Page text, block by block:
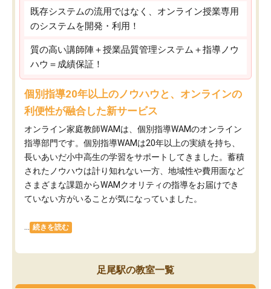
既存システムの流用ではなく、オンライン授業専用
のシステムを開発・利用！
質の高い講師陣＋授業品質管理システム＋指導ノウ
ハウ＝成績保証！
個別指導20年以上のノウハウと、オンラインの
利便性が融合した新サービス
オンライン家庭教師WAMは、個別指導WAMのオンライン
指導部門です。個別指導WAMは20年以上の実績を持ち、
長いあいだ小中高生の学習をサポートしてきました。蓄積
されたノウハウは計り知れない一方、地域性や費用面など
さまざまな課題からWAMクオリティの指導をお届けでき
ていない方がいることが気になっていました。
続きを読む
足尾駅の教室一覧